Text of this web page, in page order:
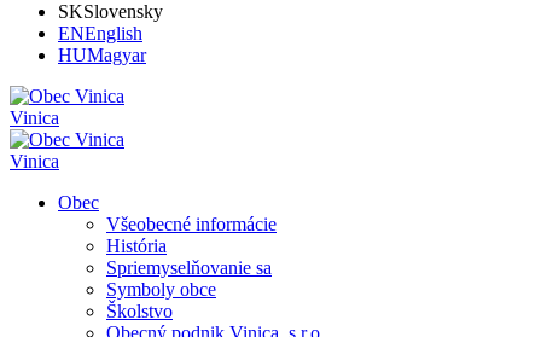
SKSlovensky
ENEnglish
HUMagyar
Vinica
Vinica
Obec
Všeobecné informácie
História
Spriemyselňovanie sa
Symboly obce
Školstvo
Obecný podnik Vinica, s.r.o.